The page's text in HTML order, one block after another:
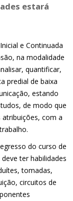
estará
e Continuada
na modalidade
quantificar,
predial de baixa
estando
de modo que
com a
do curso de
ter habilidades
tomadas,
circuitos de